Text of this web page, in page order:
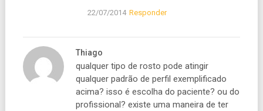
22/07/2014 Responder
Thiago
qualquer tipo de rosto pode atingir
qualquer padrão de perfil exemplificado
acima? isso é escolha do paciente? ou do
profissional? existe uma maneira de ter